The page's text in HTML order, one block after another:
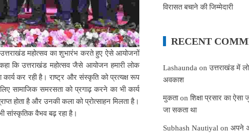
महोत्सव का शुभारंभ करते हुए ऐसे आयोजनों
कि उत्तराखंड महोत्सव जैसे आयोजन हमारी लोक
कर रही है। राष्ट्र और संस्कृति को प्रत्यक्ष रूप
सामाजिक समरसता को प्रगाढ़ करने का भी कार्य
होता है और उनकी कला को प्रोत्साहन मिलता है।
सांस्कृतिक वैभव बढ़ रहा है।
विरासत बचाने की जिम्मेदारी
RECENT
Lashaunda onउत्तराखंड में
अवकाश
मुकताonशिक्षा प्रसार का
जा सकता था
Subhash Nautiyal onअपने